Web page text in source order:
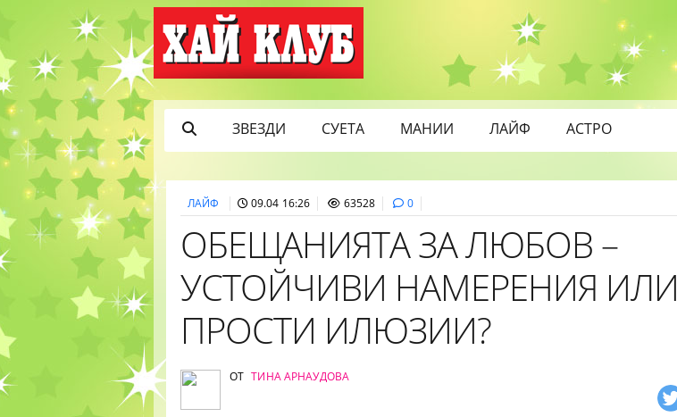
ЗВЕЗДИ СУЕТА МАНИИ ЛАЙФ АСТРО
ЛАЙФ 09.04 16:26 63528 0
ОБЕЩАНИЯТА ЗА ЛЮБОВ –
УСТОЙЧИВИ НАМЕРЕНИЯ ИЛИ
ПРОСТИ ИЛЮЗИИ?
ОТ ТИНА АРНАУДОВА